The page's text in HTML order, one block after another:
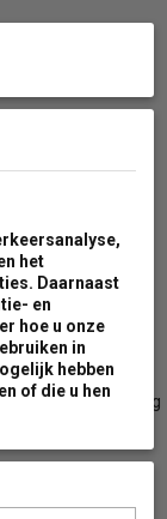
bezorgingsbeleid
onderdeel
tot 7 werkdagen.
bestellen, neem
.
stuks verzonden
meer dan 40
groot pallet
dat de zending
het
Daarnaast
en
hoe u onze
in
hebben
of die u hen